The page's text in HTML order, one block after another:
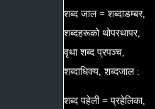
शब्द जाल = शब्दाडम्बर,
शब्दहरूको थोपरथापर,
वृथा शब्द प्रपञ्च,
शब्दाधिक्य, शब्दजाल :
शब्द पहेली = प्रहेलिका,